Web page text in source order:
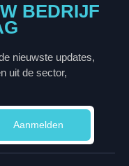
BEDRIJF
nieuwste updates,
uit de sector,
Aanmelden